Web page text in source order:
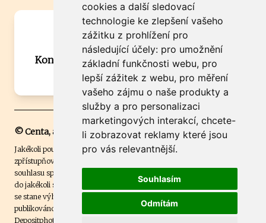
cookies a další sledovací
technologie ke zlepšení vašeho
zážitku z prohlížení pro
následující účely: pro umožnění
základní funkčnosti webu, pro
lepší zážitek z webu, pro měření
vašeho zájmu o naše produkty a
služby a pro personalizaci
marketingových interakcí, chcete-
li zobrazovat reklamy které jsou
pro vás relevantnější.
Souhlasím
Odmítám
Máte zajímavou informaci? Chcete
spolupracovat?
Kontaktujte šéfredaktora Martina Chalupu:
chalupa@ctidoma.cz
© Centa, a.s.
Jakékoli použití obsahu včetně převzetí, šíření či dalšího užití a
zpřístupňování textových či obrazových materiálů bez písemného
souhlasu společnosti Centa,a.s. je zakázáno. Čtenář svým přihlášením
do jakékoli soutěže na našem webu dává souhlas s tím, že v případě, že
se stane výhercem této soutěže, může být jeho jméno na webu
publikováno. Centa, a.s. využívala licenci ČTK a využívá fotografie z
Depositphotos